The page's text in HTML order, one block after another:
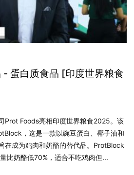
- 蛋白质食品 [印度世界粮食
Prot Foods亮相印度世界粮食2025。该
，这是一款以豌豆蛋白、椰子油和
在成为鸡肉和奶酪的替代品。ProtBlock
比奶酪低70%，适合不吃鸡肉但...